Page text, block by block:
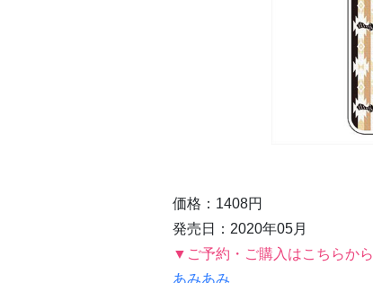
価格：1408円
発売日：2020年05月
▼ご予約・ご購入はこちらから
あみあみ